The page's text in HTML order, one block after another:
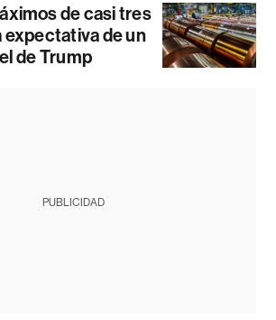
de casi tres
expectativa de un
de Trump
PUBLICIDAD